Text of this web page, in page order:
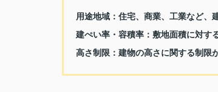
用途地域： 住宅、商業、工業など、
建ぺい率・容積率： 敷地面積に対す
高さ制限： 建物の高さに関する制限